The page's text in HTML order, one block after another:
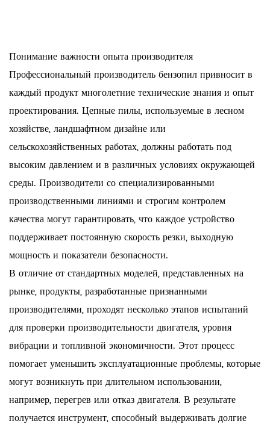
Понимание важности опыта производителя
Профессиональный производитель бензопил привносит в
каждый продукт многолетние технические знания и опыт
проектирования. Цепные пилы, используемые в лесном
хозяйстве, ландшафтном дизайне или
сельскохозяйственных работах, должны работать под
высоким давлением и в различных условиях окружающей
среды. Производители со специализированными
производственными линиями и строгим контролем
качества могут гарантировать, что каждое устройство
поддерживает постоянную скорость резки, выходную
мощность и показатели безопасности.
В отличие от стандартных моделей, представленных на
рынке, продукты, разработанные признанными
производителями, проходят несколько этапов испытаний
для проверки производительности двигателя, уровня
вибрации и топливной экономичности. Этот процесс
помогает уменьшить эксплуатационные проблемы, которые
могут возникнуть при длительном использовании,
например, перегрев или отказ двигателя. В результате
получается инструмент, способный выдерживать долгие